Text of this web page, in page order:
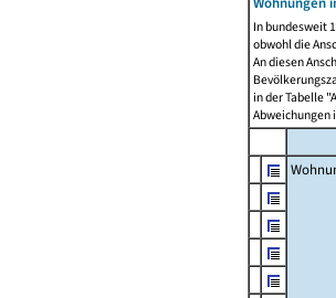
In bundesweit
obwohl die
An diesen
in der Tabelle
Abweichungen